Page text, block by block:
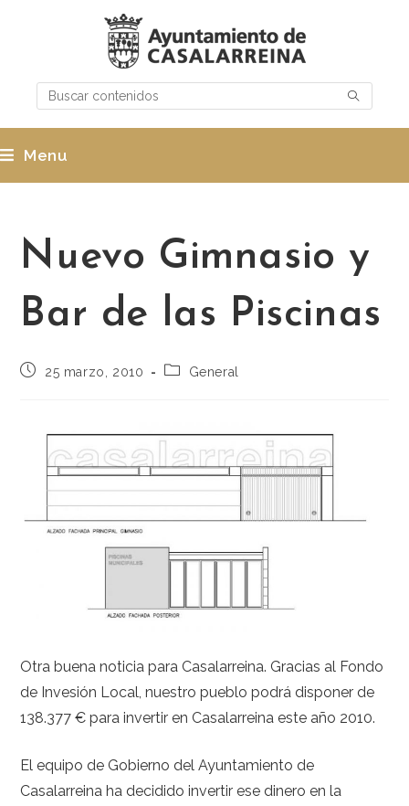
Menu
Nuevo Gimnasio y
Bar de las Piscinas
25 marzo, 2010 General
Otra buena noticia para Casalarreina. Gracias al Fondo
de Invesión Local, nuestro pueblo podrá disponer de
138.377 € para invertir en Casalarreina este año 2010.
El equipo de Gobierno del Ayuntamiento de
Casalarreina ha decidido invertir ese dinero en la